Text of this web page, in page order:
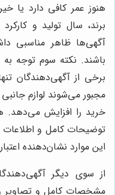
هنوز عمر کافی دارد یا
برند، سال تولید و
آگهی‌ها ظاهر مناسبی
باشند. نکته سوم توجه به
برخی از آگهی‌دهندگان
مجبور می‌شوند لوازم جانبی
خرید را افزایش می‌دهد.
توضیحات کامل و اطلاعات
این موارد نشان‌دهنده
از سوی دیگر
مشخصات کامل و تصاویر